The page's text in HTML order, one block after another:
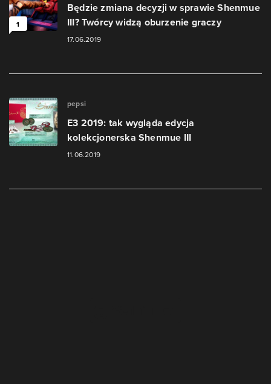
1
Będzie zmiana decyzji w sprawie Shenmue
III? Twórcy widzą oburzenie graczy
17.06.2019
pepsi
E3 2019: tak wygląda edycja
kolekcjonerska Shenmue III
11.06.2019